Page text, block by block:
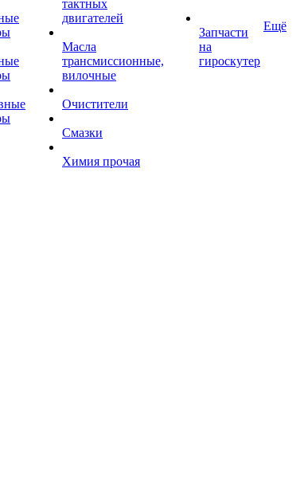
тактных
двигателей
Масла
трансмиссионные,
вилочные
Очистители
Смазки
Химия прочая
Запчасти
на
гироскутер
Ещё